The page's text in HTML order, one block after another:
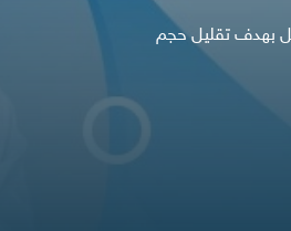
بهدف تقليل حجم